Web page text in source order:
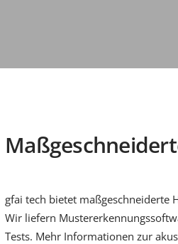
gfai tech bietet maßgeschneiderte
Wir liefern
Tests. Mehr Informationen zur